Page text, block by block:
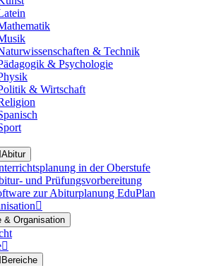
& Technik
& Psychologie
& Wirtschaft
Abitur
in der Oberstufe
und Prüfungsvorbereitung
zur Abiturplanung EduPlan

& Organisation

Bereiche